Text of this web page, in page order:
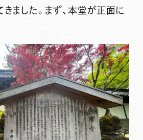
きました。まず、本堂が正面に